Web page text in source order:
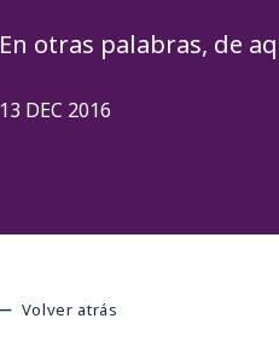
En otras palabras, de
13 DEC 2016
Volver atrás